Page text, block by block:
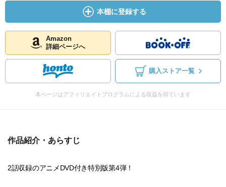
本棚に登録する
Amazon
詳細ページへ
購入ストア一覧
本ページはアフィリエイトプログラムによる収益を得ています
作品紹介・あらすじ
2話収録のアニメDVD付き特別版第4弾！